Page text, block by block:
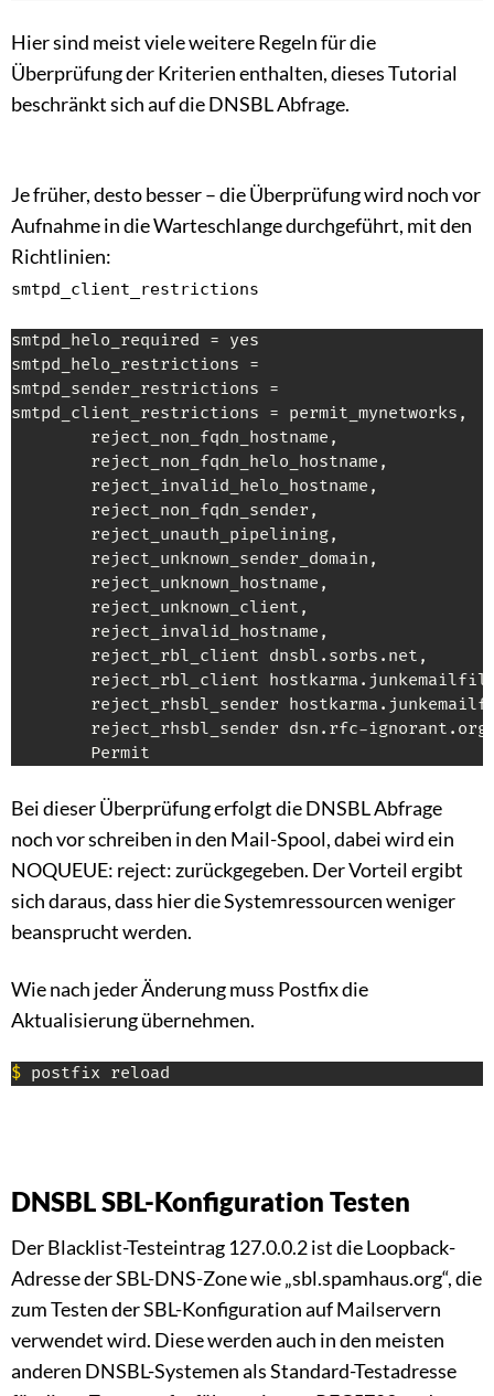
Hier sind meist viele weitere Regeln für die
Überprüfung der Kriterien enthalten, dieses Tutorial
beschränkt sich auf die DNSBL Abfrage.
Je früher, desto besser – die Überprüfung wird noch vor
Aufnahme in die Warteschlange durchgeführt, mit den
Richtlinien:
smtpd_client_restrictions
smtpd_helo_required = yes
smtpd_helo_restrictions =
smtpd_sender_restrictions =
smtpd_client_restrictions = permit_mynetworks,
        reject_non_fqdn_hostname,
        reject_non_fqdn_helo_hostname,
        reject_invalid_helo_hostname,
        reject_non_fqdn_sender,
        reject_unauth_pipelining,
        reject_unknown_sender_domain,
        reject_unknown_hostname,
        reject_unknown_client,
        reject_invalid_hostname,
        reject_rbl_client dnsbl.sorbs.net,
reject_rbl_client
reject_rhsbl_sender
reject_rhsbl_sender dsn.rfc-
        Permit
Bei dieser Überprüfung erfolgt die DNSBL Abfrage
noch vor schreiben in den Mail-Spool, dabei wird ein
NOQUEUE: reject: zurückgegeben. Der Vorteil ergibt
sich daraus, dass hier die Systemressourcen weniger
beansprucht werden.
Wie nach jeder Änderung muss Postfix die
Aktualisierung übernehmen.
$ postfix reload
DNSBL SBL-Konfiguration Testen
Der Blacklist-Testeintrag 127.0.0.2 ist die Loopback-
Adresse der SBL-DNS-Zone wie „sbl.spamhaus.org“, die
zum Testen der SBL-Konfiguration auf Mailservern
verwendet wird. Diese werden auch in den meisten
anderen DNSBL-Systemen als Standard-Testadresse